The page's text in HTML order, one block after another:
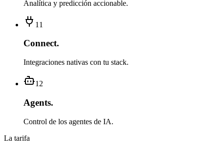
Analítica y predicción accionable.
11
Connect.
Integraciones nativas con tu stack.
12
Agents.
Control de los agentes de IA.
La tarifa